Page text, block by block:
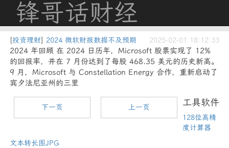
锋哥话财经
[投资理财] 2024 微软财报数据不及预期 2025-02-01 18:12:33
2024 年回顾 在 2024 日历年，Microsoft 股票实现了 12%
的回报率，并在 7 月份达到了每股 468.35 美元的历史新高。
9 月，Microsoft 与 Constellation Energy 合作，重新启动了
宾夕法尼亚州的三里
下一页 上一页 工具软件
128位高精
度计算器
文本转长图JPG